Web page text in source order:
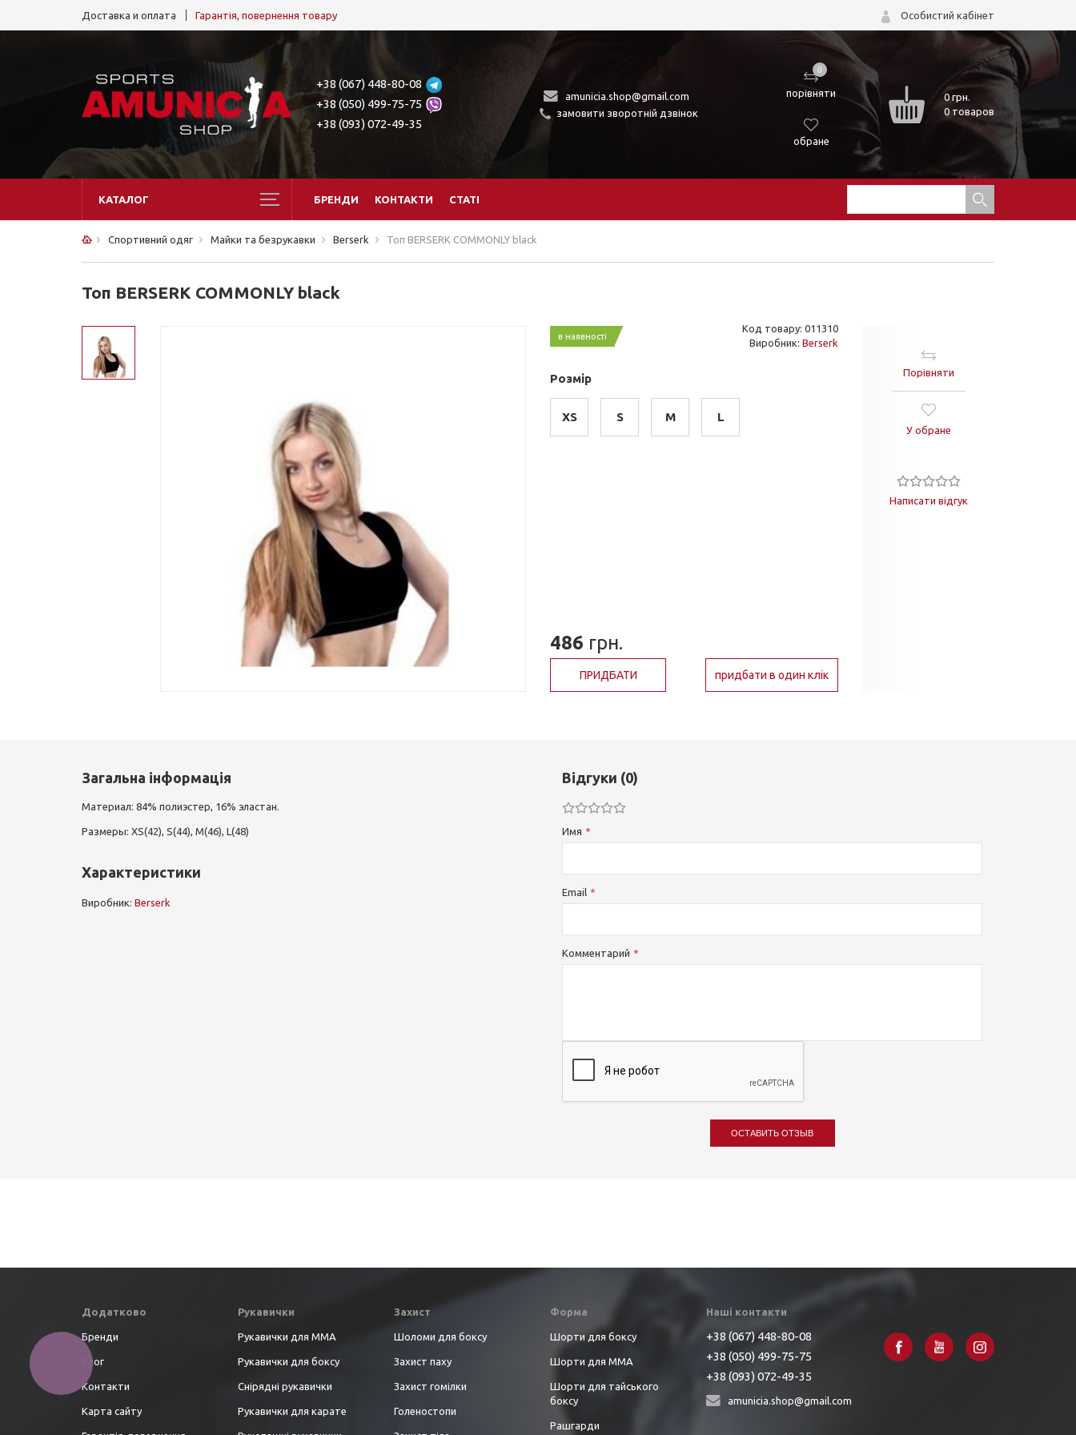
Доставка и оплата Гарантія, повернення товару Особистий кабінет
+38 (067) 448-80-08
+38 (050) 499-75-75
+38 (093) 072-49-35
amunicia.shop@gmail.com
замовити зворотній дзвінок
0
порівняти
обране
0грн.
0 товаров
КАТАЛОГ БРЕНДИ КОНТАКТИ СТАТІ
Спортивний одяг Майки та безрукавки Berserk Топ BERSERK COMMONLY black
Топ BERSERK COMMONLY black
в наявності
Код товару: 011310
Виробник: Berserk
Розмір
XS S M L
486 грн.
ПРИДБАТИ придбати в один клік
Порівняти
У обране
Написати відгук
Загальна інформація
Материал: 84% полиэстер, 16% эластан.
Размеры: XS(42), S(44), M(46), L(48)
Характеристики
Виробник: Berserk
Відгуки (0)
Имя
Email
Комментарий
ОСТАВИТЬ ОТЗЫВ
Додатково
Бренди
Блог
Контакти
Карта сайту
Рукавички
Рукавички для ММА
Рукавички для боксу
Снірядні рукавички
Рукавички для карате
Захист
Шоломи для боксу
Захист паху
Захист гомілки
Голеностопи
Форма
Шорти для боксу
Шорти для ММА
Шорти для тайського
боксу
Рашгарди
Наші контакти
+38 (067) 448-80-08
+38 (050) 499-75-75
+38 (093) 072-49-35
amunicia.shop@gmail.com